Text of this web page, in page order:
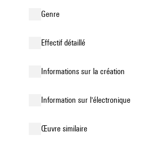
genre
effectif détaillé
informations sur la création
Information sur l'électronique
œuvre similaire